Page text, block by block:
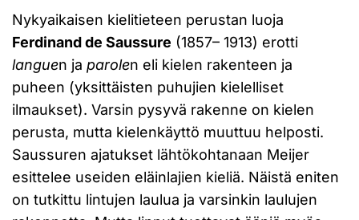
Nykyaikaisen kielitieteen perustan luoja
Ferdinand de Saussure (1857– 1913) erotti
languen ja parolen eli kielen rakenteen ja
puheen (yksittäisten puhujien kielelliset
ilmaukset). Varsin pysyvä rakenne on kielen
perusta, mutta kielenkäyttö muuttuu helposti.
Saussuren ajatukset lähtökohtanaan Meijer
esittelee useiden eläinlajien kieliä. Näistä eniten
on tutkittu lintujen laulua ja varsinkin laulujen